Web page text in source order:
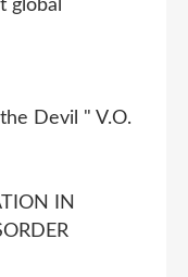
global
Devil " V.O.
IN